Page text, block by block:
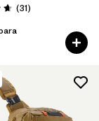
4.6 / 5
(31Comentarios
)